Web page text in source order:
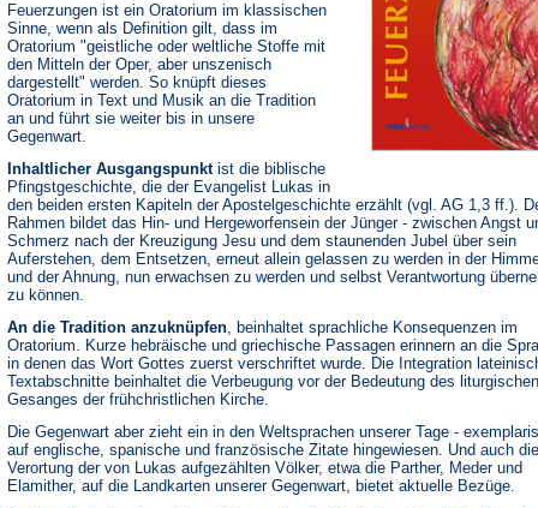
Feuerzungen ist ein Oratorium im klassischen
Sinne, wenn als Definition gilt, dass im
Oratorium "geistliche oder weltliche Stoffe mit
den Mitteln der Oper, aber unszenisch
dargestellt" werden. So knüpft dieses
Oratorium in Text und Musik an die Tradition
an und führt sie weiter bis in unsere
Gegenwart.
Inhaltlicher Ausgangspunktist die biblische
Pfingstgeschichte, die der Evangelist Lukas in
den beiden ersten Kapiteln der Apostelgeschichte erzählt (vgl. AG 1,3 ff.).
Rahmen bildet das Hin- und Hergeworfensein der Jünger - zwischen Angst
Schmerz nach der Kreuzigung Jesu und dem staunenden Jubel über sein
Auferstehen, dem Entsetzen, erneut allein gelassen zu werden in der
und der Ahnung, nun erwachsen zu werden und selbst Verantwortung
zu können.
An die Tradition anzuknüpfen, beinhaltet sprachliche Konsequenzen im
Oratorium. Kurze hebräische und griechische Passagen erinnern an die
in denen das Wort Gottes zuerst verschriftet wurde. Die Integration
Textabschnitte beinhaltet die Verbeugung vor der Bedeutung des liturgischen
Gesanges der frühchristlichen Kirche.
Die Gegenwart aber zieht ein in den Weltsprachen unserer Tage -
auf englische, spanische und französische Zitate hingewiesen. Und auch die
Verortung der von Lukas aufgezählten Völker, etwa die Parther, Meder und
Elamither, auf die Landkarten unserer Gegenwart, bietet aktuelle Bezüge.